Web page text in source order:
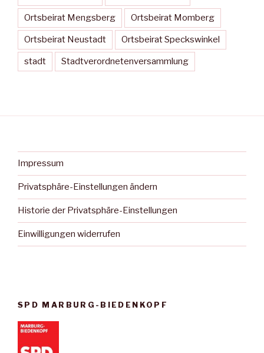
Ortsbeirat Mengsberg Ortsbeirat Momberg
Ortsbeirat Neustadt Ortsbeirat Speckswinkel
stadt Stadtverordnetenversammlung
Impressum
Privatsphäre-Einstellungen ändern
Historie der Privatsphäre-Einstellungen
Einwilligungen widerrufen
SPD MARBURG-BIEDENKOPF